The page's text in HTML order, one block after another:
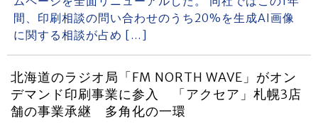
間、印刷相談の問い合わせのうち20%を生成AI画像
に関する相談が占め […]
北海道のラジオ局「FM NORTH WAVE」がオン
デマンド印刷事業に参入 「アクセア」札幌3店
舗の事業承継 多角化の一環